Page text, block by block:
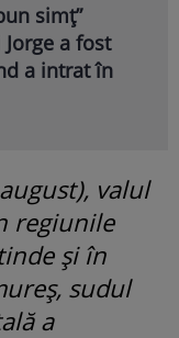
simț”
a fost
a intrat în
valul
regiunile
și în
sudul
a